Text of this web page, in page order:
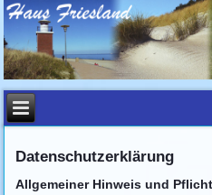
Datenschutzerklärung
Allgemeiner Hinweis und